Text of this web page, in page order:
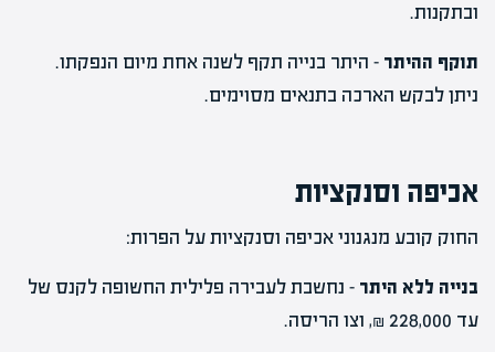
ובתקנות.
תוקף ההיתר – היתר בנייה תקף לשנה אחת מיום הנפקתו.
ניתן לבקש הארכה בתנאים מסוימים.
אכיפה וסנקציות
החוק קובע מנגנוני אכיפה וסנקציות על הפרות:
בנייה ללא היתר – נחשבת לעבירה פלילית החשופה לקנס של
עד 228,000 ₪, וצו הריסה.